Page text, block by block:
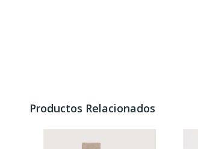
Productos Relacionados